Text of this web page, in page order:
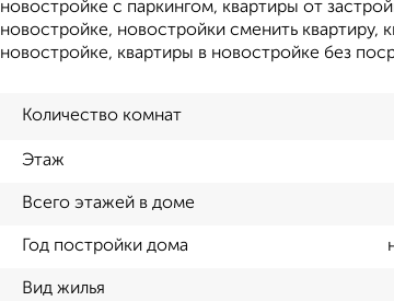
новостройке с паркингом, квартиры от
новостройке, новостройки сменить
новостройке, квартиры в новостройке без
Количество комнат
Этаж
Всего этажей в доме
Год постройки дома
Вид жилья